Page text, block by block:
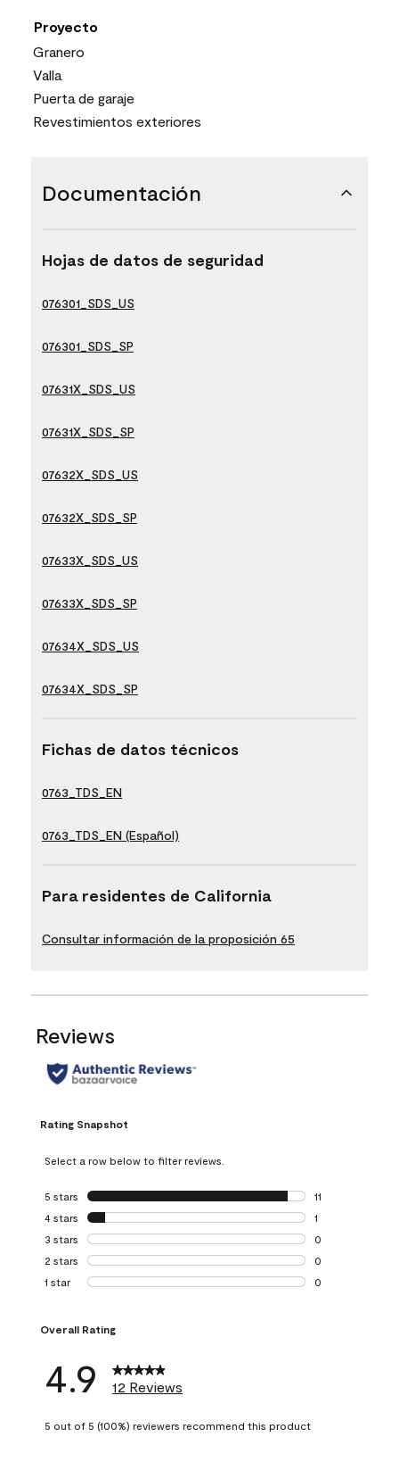
Proyecto
Granero
Valla
Puerta de garaje
Revestimientos exteriores
Documentación
Hojas de datos de seguridad
076301_SDS_US
076301_SDS_SP
07631X_SDS_US
07631X_SDS_SP
07632X_SDS_US
07632X_SDS_SP
07633X_SDS_US
07633X_SDS_SP
07634X_SDS_US
07634X_SDS_SP
Fichas de datos técnicos
0763_TDS_EN
0763_TDS_EN (Español)
Para residentes de California
Consultar información de la proposición 65
Reviews
Rating Snapshot
Select a row below to filter reviews.
5 stars stars
11
11 reviews with 5
4 stars stars
1
1 review with 4
3 stars stars
0
0 reviews with 3
2 stars stars
0
0 reviews with 2
1 star stars
0
Overall Rating
4.9 12 Reviews
5 out of 5 (100%) reviewers recommend this product